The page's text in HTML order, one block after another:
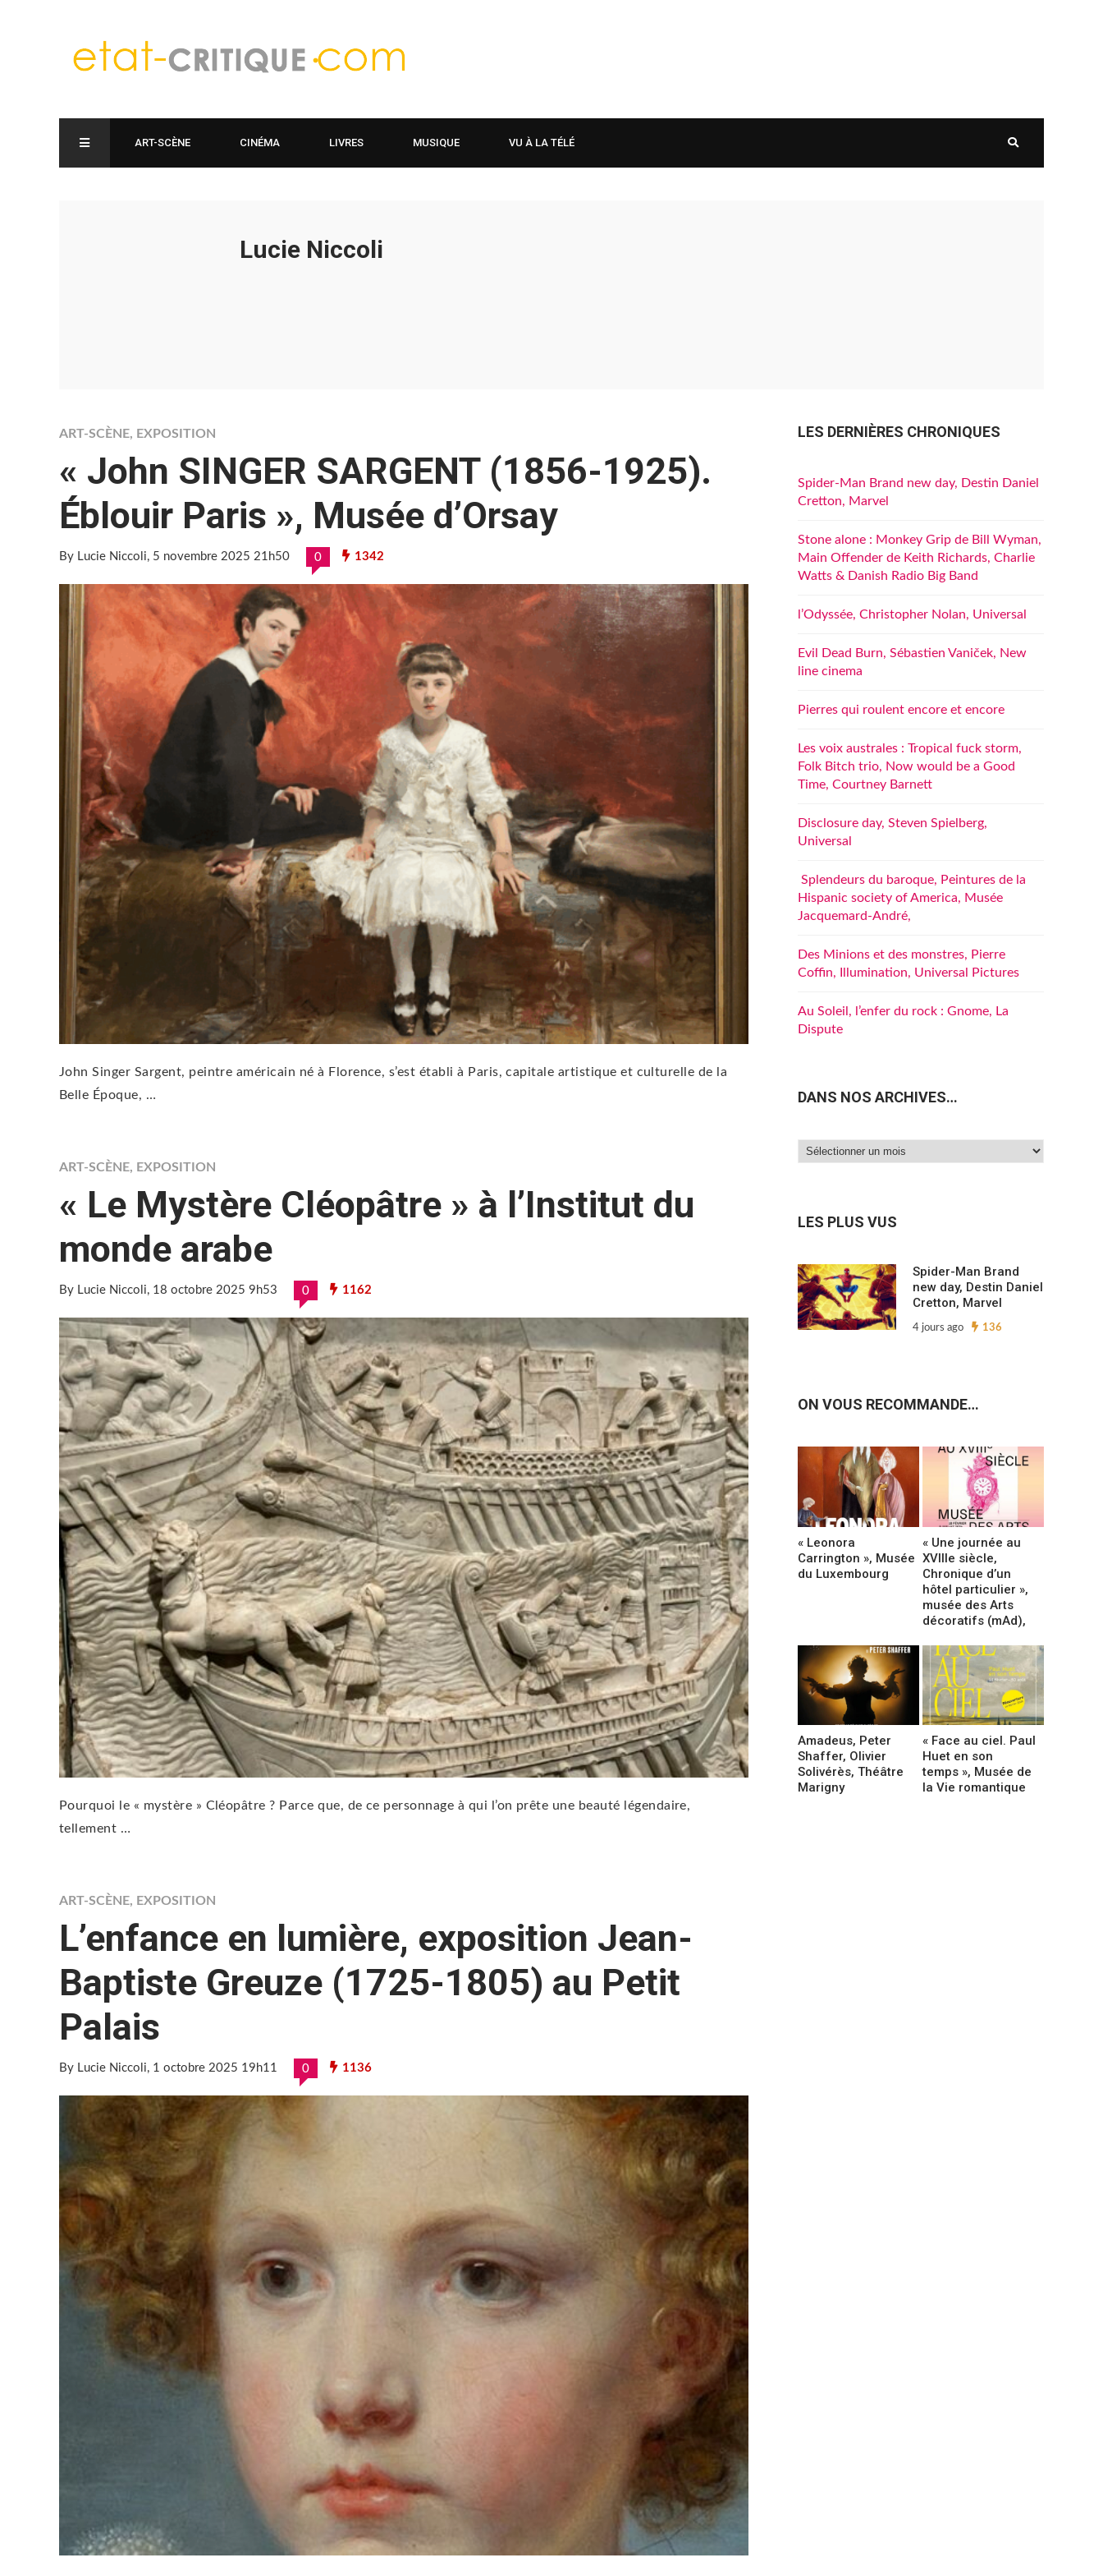
ART-SCÈNE CINÉMA LIVRES MUSIQUE VU À LA TÉLÉ
Lucie Niccoli
ART-SCÈNE, EXPOSITION
« John SINGER SARGENT (1856-1925).
Éblouir Paris », Musée d’Orsay
By Lucie Niccoli, 5 novembre 2025 21h50 0 1342
John Singer Sargent, peintre américain né à Florence, s’est établi à Paris, capitale artistique et culturelle de la
Belle Époque, …
ART-SCÈNE, EXPOSITION
« Le Mystère Cléopâtre » à l’Institut du
monde arabe
By Lucie Niccoli, 18 octobre 2025 9h53 0 1162
Pourquoi le « mystère » Cléopâtre ? Parce que, de ce personnage à qui l’on prête une beauté légendaire,
tellement …
ART-SCÈNE, EXPOSITION
L’enfance en lumière, exposition Jean-
Baptiste Greuze (1725-1805) au Petit
Palais
By Lucie Niccoli, 1 octobre 2025 19h11 0 1136
LES DERNIÈRES CHRONIQUES
Spider-Man Brand new day, Destin Daniel
Cretton, Marvel
Stone alone : Monkey Grip de Bill Wyman,
Main Offender de Keith Richards, Charlie
Watts & Danish Radio Big Band
l’Odyssée, Christopher Nolan, Universal
Evil Dead Burn, Sébastien Vaniček, New
line cinema
Pierres qui roulent encore et encore
Les voix australes : Tropical fuck storm,
Folk Bitch trio, Now would be a Good
Time, Courtney Barnett
Disclosure day, Steven Spielberg,
Universal
Splendeurs du baroque, Peintures de la
Hispanic society of America, Musée
Jacquemard-André,
Des Minions et des monstres, Pierre
Coffin, Illumination, Universal Pictures
Au Soleil, l’enfer du rock : Gnome, La
Dispute
DANS NOS ARCHIVES…
Dans
LES PLUS VUS
Spider-Man Brand
new day, Destin Daniel
Cretton, Marvel
4 jours ago 136
ON VOUS RECOMMANDE…
« Leonora
Carrington », Musée
du Luxembourg
« Une journée au
XVIIIe siècle,
Chronique d’un
hôtel particulier »,
musée des Arts
décoratifs (mAd),
Amadeus, Peter
Shaffer, Olivier
Solivérès, Théâtre
Marigny
« Face au ciel. Paul
Huet en son
temps », Musée de
la Vie romantique